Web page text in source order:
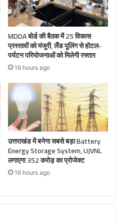
MDDA बोर्ड की बैठक में 25 विकास
प्रस्तावों को मंजूरी, लैंड पूलिंग से होटल-
पर्यटन परियोजनाओं को मिलेगी रफ्तार
16 hours ago
उत्तराखंड में बनेगा सबसे बड़ा Battery
Energy Storage System, UJVNL
लगाएगा 352 करोड़ का प्रोजेक्ट
16 hours ago